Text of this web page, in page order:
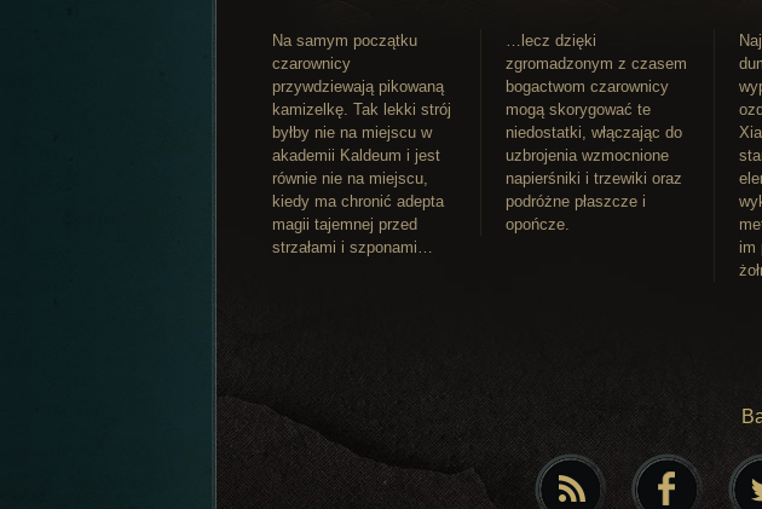
Na samym początku
czarownicy
przywdziewają pikowaną
kamizelkę. Tak lekki strój
byłby nie na miejscu w
akademii Kaldeum i jest
równie nie na miejscu,
kiedy ma chronić adepta
magii tajemnej przed
strzałami i szponami…
…lecz dzięki
zgromadzonym z czasem
bogactwom czarownicy
mogą skorygować te
niedostatki, włączając do
uzbrojenia wzmocnione
napierśniki i trzewiki oraz
podróżne płaszcze i
opończe.
im